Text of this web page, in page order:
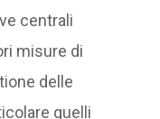
centrali
misure di
delle
quelli